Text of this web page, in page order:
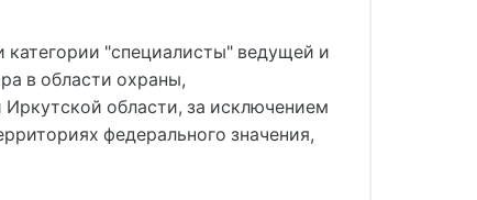
"специалисты" ведущей и
в области охраны,
области, за исключением
федерального значения,